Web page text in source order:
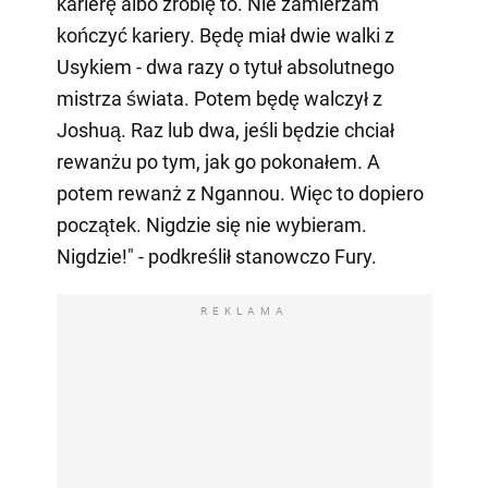
kończyć kariery. Będę miał dwie walki z
Usykiem - dwa razy o tytuł absolutnego
mistrza świata. Potem będę walczył z
Joshuą. Raz lub dwa, jeśli będzie chciał
rewanżu po tym, jak go pokonałem. A
potem rewanż z Ngannou. Więc to dopiero
początek. Nigdzie się nie wybieram.
Nigdzie!" - podkreślił stanowczo Fury.
REKLAMA